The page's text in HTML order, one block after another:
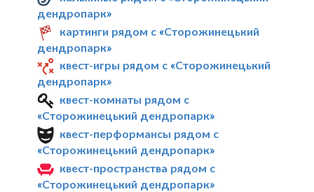
дендропарк»
картинги рядом с «Сторожинецький
дендропарк»
квест-игры рядом с «Сторожинецький
дендропарк»
квест-комнаты рядом с
«Сторожинецький дендропарк»
квест-перформансы рядом с
«Сторожинецький дендропарк»
квест-пространства рядом с
«Сторожинецький дендропарк»